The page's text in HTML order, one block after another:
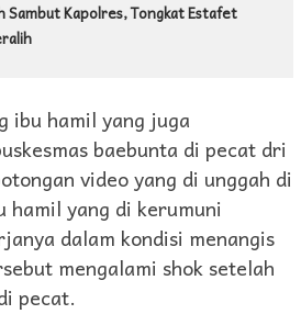
Sambut Kapolres, Tongkat Estafet
ibu hamil yang juga
baebunta di pecat dri
video yang di unggah di
hamil yang di kerumuni
dalam kondisi menangis
mengalami shok setelah
pecat.